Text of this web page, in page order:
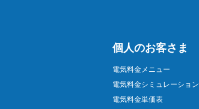
個人のお客さま
電気料金メニュー
電気料金シミュレーション
電気料金単価表